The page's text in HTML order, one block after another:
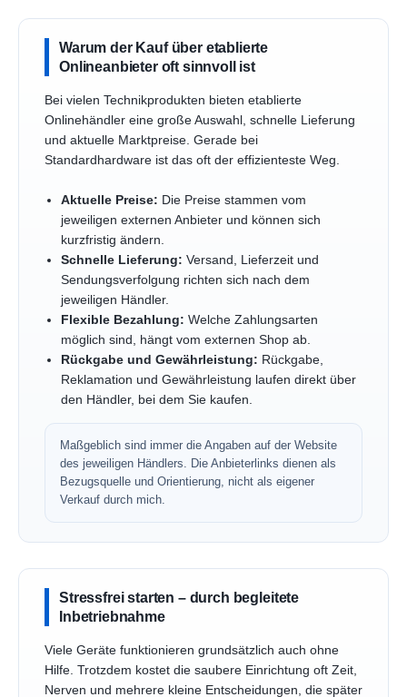
Warum der Kauf über etablierte
Onlineanbieter oft sinnvoll ist
Bei vielen Technikprodukten bieten etablierte
Onlinehändler eine große Auswahl, schnelle Lieferung
und aktuelle Marktpreise. Gerade bei
Standardhardware ist das oft der effizienteste Weg.
Aktuelle Preise: Die Preise stammen vom
jeweiligen externen Anbieter und können sich
kurzfristig ändern.
Schnelle Lieferung: Versand, Lieferzeit und
Sendungsverfolgung richten sich nach dem
jeweiligen Händler.
Flexible Bezahlung: Welche Zahlungsarten
möglich sind, hängt vom externen Shop ab.
Rückgabe und Gewährleistung: Rückgabe,
Reklamation und Gewährleistung laufen direkt über
den Händler, bei dem Sie kaufen.
Maßgeblich sind immer die Angaben auf der Website
des jeweiligen Händlers. Die Anbieterlinks dienen als
Bezugsquelle und Orientierung, nicht als eigener
Verkauf durch mich.
Stressfrei starten – durch begleitete
Inbetriebnahme
Viele Geräte funktionieren grundsätzlich auch ohne
Hilfe. Trotzdem kostet die saubere Einrichtung oft Zeit,
Nerven und mehrere kleine Entscheidungen, die später